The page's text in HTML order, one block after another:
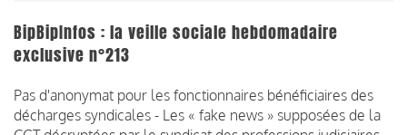
BipBipInfos : la veille sociale hebdomadaire
exclusive n°213
Pas d'anonymat pour les fonctionnaires bénéficiaires des
décharges syndicales - Les « fake news » supposées de la